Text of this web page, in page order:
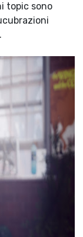
topic sono